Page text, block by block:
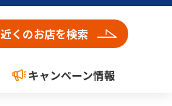
近くのお店を検索
キャンペーン情報